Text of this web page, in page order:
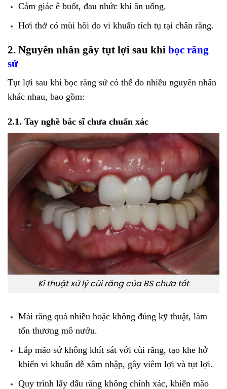
Cảm giác ê buốt, đau nhức khi ăn uống.
Hơi thở có mùi hôi do vi khuẩn tích tụ tại chân răng.
2. Nguyên nhân gây tụt lợi sau khi bọc răng
sứ
Tụt lợi sau khi bọc răng sứ có thể do nhiều nguyên nhân
khác nhau, bao gồm:
2.1. Tay nghề bác sĩ chưa chuẩn xác
Kĩ thuật xử lý cùi răng của BS chưa tốt
Mài răng quá nhiều hoặc không đúng kỹ thuật, làm
tổn thương mô nướu.
Lắp mão sứ không khít sát với cùi răng, tạo khe hở
khiến vi khuẩn dễ xâm nhập, gây viêm lợi và tụt lợi.
Quy trình lấy dấu răng không chính xác, khiến mão